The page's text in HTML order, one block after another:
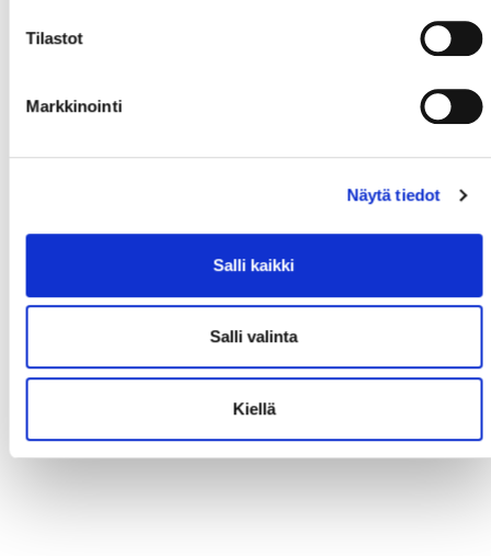
Tilastot
Markkinointi
Näytä tiedot
Salli kaikki
Salli valinta
Kiellä